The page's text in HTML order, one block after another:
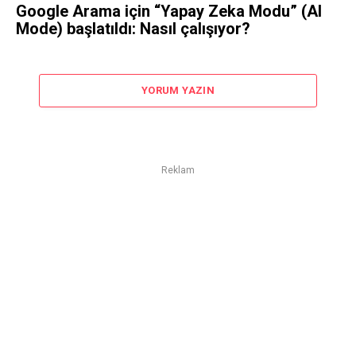
Google Arama için “Yapay Zeka Modu” (AI
Mode) başlatıldı: Nasıl çalışıyor?
YORUM YAZIN
Reklam